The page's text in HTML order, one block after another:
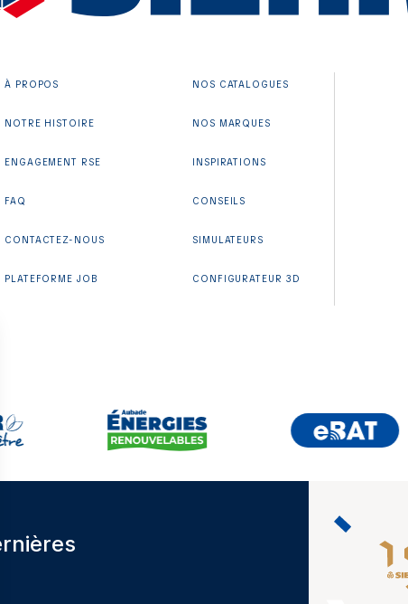
À PROPOS
NOTRE HISTOIRE
ENGAGEMENT RSE
FAQ
CONTACTEZ-NOUS
PLATEFORME JOB
NOS CATALOGUES
NOS MARQUES
INSPIRATIONS
CONSEILS
SIMULATEURS
CONFIGURATEUR 3D